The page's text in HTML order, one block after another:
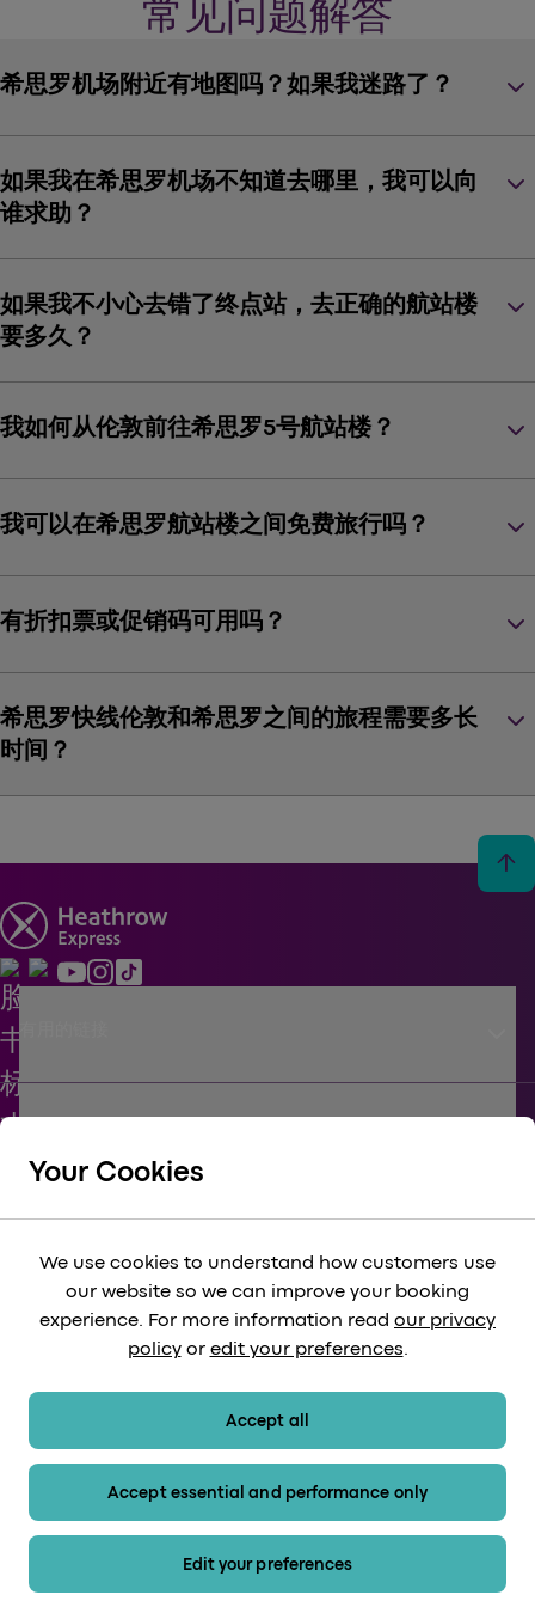
常见问题解答
希思罗机场附近有地图吗？如果我迷路了？ keyboard_arrow_down
如果我在希思罗机场不知道去哪里，我可以向
谁求助？
keyboard_arrow_down
如果我不小心去错了终点站，去正确的航站楼
要多久？
keyboard_arrow_down
我如何从伦敦前往希思罗5号航站楼？ keyboard_arrow_down
我可以在希思罗航站楼之间免费旅行吗？ keyboard_arrow_down
有折扣票或促销码可用吗？ keyboard_arrow_down
希思罗快线伦敦和希思罗之间的旅程需要多长
时间？
keyboard_arrow_down
arrow_upward
keyboard_arrow_down
企业 keyboard_arrow_down
法律 keyboard_arrow_down
网站地图
© 2026希思罗快线。保留所有权利
Your Cookies
We use cookies to understand how customers use
our website so we can improve your booking
experience. For more information read our privacy
policyor edit your preferences.
Accept all
Accept essential and performance only
Edit your preferences